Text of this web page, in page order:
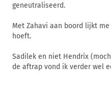
geneutraliseerd.
Met Zahavi aan boord lijkt
hoeft.
Sadilek en niet Hendrix
de aftrap vond ik verder wel